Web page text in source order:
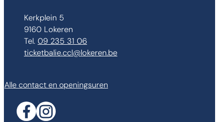
AdresKerkplein 5
,9160 Lokeren
09 235 31 06
E-mailticketbalie.ccl@lokeren.be
Alle contact en openingsuren
FacebookInstagram